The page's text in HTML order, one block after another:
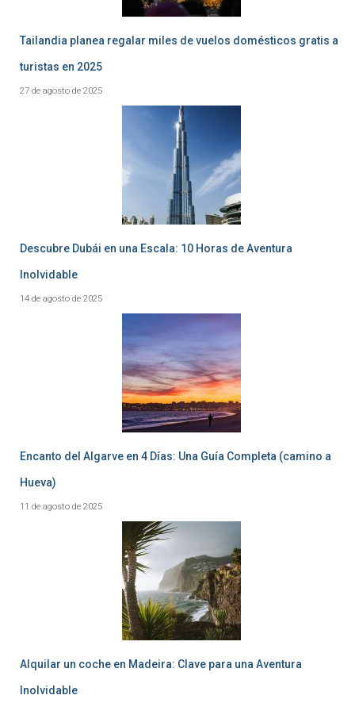
Tailandia planea regalar miles de vuelos domésticos gratis a
turistas en 2025
27 de agosto de 2025
Descubre Dubái en una Escala: 10 Horas de Aventura
Inolvidable
14 de agosto de 2025
Encanto del Algarve en 4 Días: Una Guía Completa (camino a
Hueva)
11 de agosto de 2025
Alquilar un coche en Madeira: Clave para una Aventura
Inolvidable